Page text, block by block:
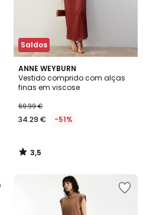
Saldos
ANNE WEYBURN
Vestido comprido com alças
finas em viscose
69.99 €
34.29 € -51%
3,5
/ 5
3,5
/